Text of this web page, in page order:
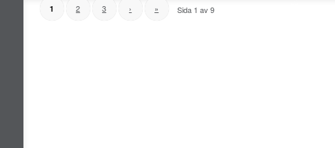
Sida 1 av 9
1 2 3 › »